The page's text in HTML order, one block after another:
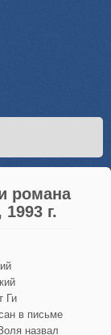
романа
г.
Ги
в письме
назвал